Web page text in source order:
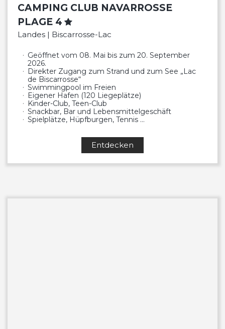
CAMPING CLUB NAVARROSSE
PLAGE 4
Landes | Biscarrosse-Lac
Geöffnet vom 08. Mai bis zum 20. September
2026.
Direkter Zugang zum Strand und zum See „Lac
de Biscarrosse“
Swimmingpool im Freien
Eigener Hafen (120 Liegeplätze)
Kinder-Club, Teen-Club
Snackbar, Bar und Lebensmittelgeschäft
Spielplätze, Hüpfburgen, Tennis …
Entdecken